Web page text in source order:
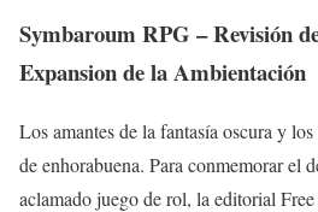
Symbaroum RPG – Revisión
Expansion de la Ambientación
Los amantes de la fantasía oscura y
de enhorabuena. Para conmemorar el
aclamado juego de rol, la editorial